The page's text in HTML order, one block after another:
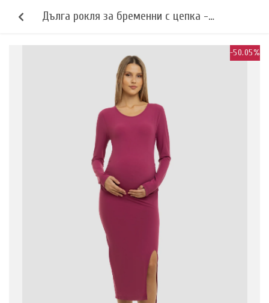
-50.05%
Дълга рокля за бременни с цепка -